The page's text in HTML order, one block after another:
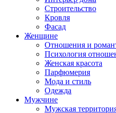
Строительство
Кровля
Фасад
Женщине
Отношения и
Психология
Женская красота
Парфюмерия
Мода и стиль
Одежда
Мужчине
Мужская